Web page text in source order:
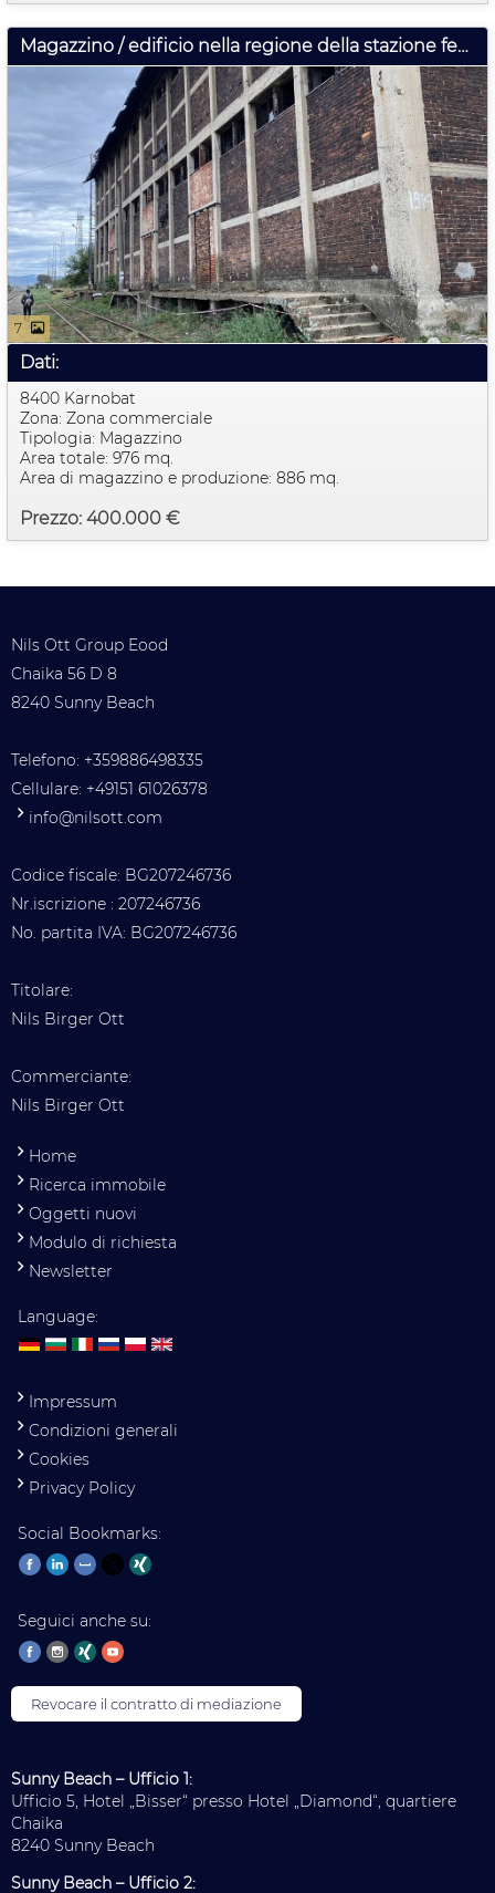
Magazzino / edificio nella regione della stazione ferroviaria di Karnobat con binario privato.
7
Dati:
8400 Karnobat
Zona: Zona commerciale
Tipologia: Magazzino
Prezzo: 400.000 €
Area totale: 976 mq.
Area di magazzino e produzione: 886 mq.
Nils Ott Group Eood
Chaika 56 D 8
8240 Sunny Beach
Telefono: +359886498335
Cellulare: +49151 61026378
info@nilsott.com
Codice fiscale: BG207246736
Nr.iscrizione : 207246736
No. partita IVA: BG207246736
Titolare:
Nils Birger Ott
Commerciante:
Nils Birger Ott
Home
Ricerca immobile
Oggetti nuovi
Modulo di richiesta
Newsletter
Language:
Impressum
Condizioni generali
Cookies
Privacy Policy
Social Bookmarks:
Seguici anche su:
Revocare il contratto di mediazione
Sunny Beach – Ufficio 1:
Ufficio 5, Hotel „Bisser“ presso Hotel „Diamond“, quartiere
Chaika
8240 Sunny Beach
Sunny Beach – Ufficio 2: